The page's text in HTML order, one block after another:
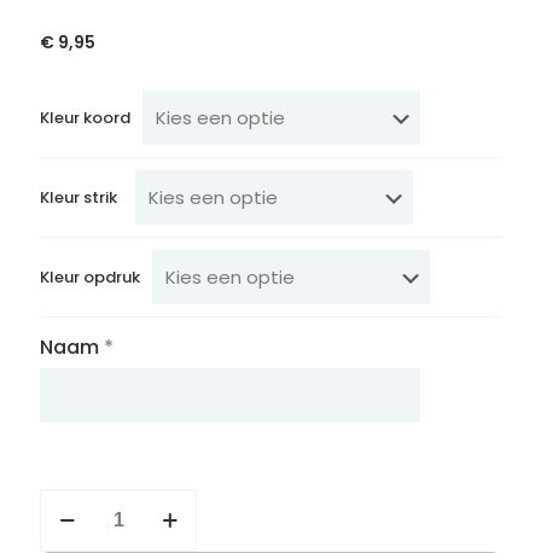
€ 9,95
Kleur koord
Kleur strik
Kleur opdruk
Naam *
strik